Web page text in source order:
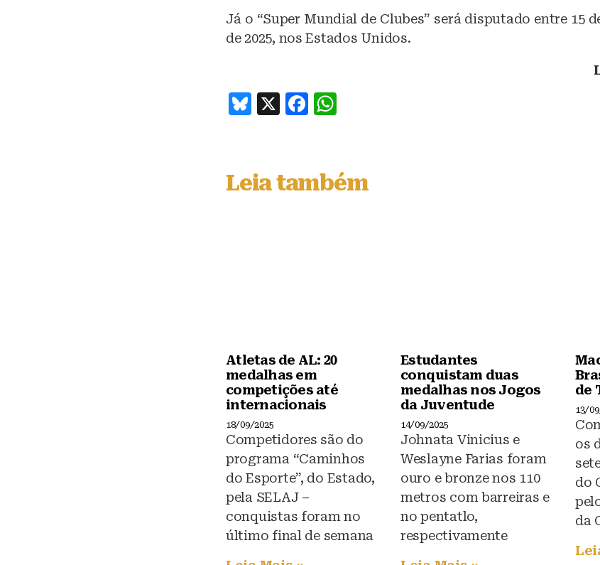
Já o “Super Mundial de Clubes” será disputado entre 15
de 2025, nos Estados Unidos.
B
s
k
X
F
e
b
s
A
Leia também
Atletas de AL: 20
medalhas em
competições até
internacionais
18/09/2025
Competidores são do
programa “Caminhos
do Esporte”, do Estado,
pela SELAJ –
conquistas foram no
último final de semana
Estudantes
conquistam duas
medalhas nos Jogos
da Juventude
14/09/2025
Johnata Vinicius e
Weslayne Farias foram
ouro e bronze nos 110
metros com barreiras e
no pentatlo,
respectivamente
de
13/
os
do
da